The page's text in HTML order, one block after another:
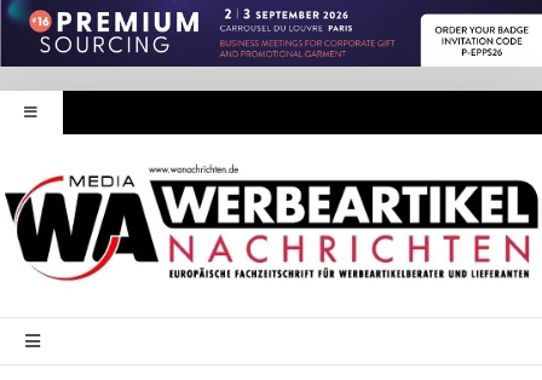
Zum
Inhalt
springen
Toggle
Navigation
Werbeartikel Nachrichten
E-Paper
WA Media
Toggle